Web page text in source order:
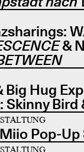
&
Big Hug
Skinny Bird
Pop-Up